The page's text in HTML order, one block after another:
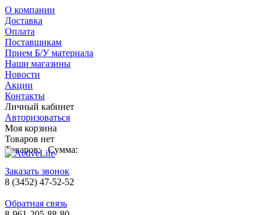
О компании
Доставка
Оплата
Поставщикам
Прием Б/У материала
Наши магазины
Новости
Акции
Контакты
Личный кабинет
Авторизоваться
Моя корзина
Товаров нет
Товаров: Сумма:
Заказать звонок
8 (3452) 47-52-52
Обратная связь